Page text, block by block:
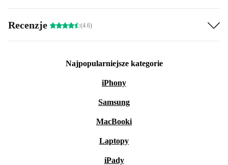
Recenzje (4.6)
Najpopularniejsze kategorie
iPhony
Samsung
MacBooki
Laptopy
iPady